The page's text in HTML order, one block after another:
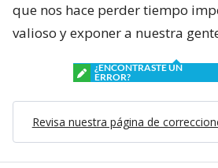
que nos hace perder tiempo
valioso y exponer a nuestra
¿ENCONTRASTE UN
ERROR?
Revisa nuestra página de